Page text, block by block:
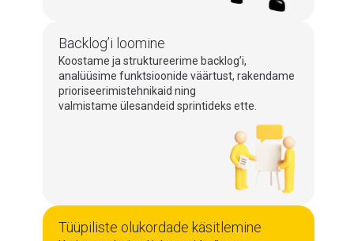
Koostame ja struktureerime backlog’i,
analüüsime funktsioonide väärtust, rakendame
prioriseerimistehnikaid ning
valmistame ülesandeid sprintideks ette.
Backlog’i loomine
Tüüpiliste olukordade käsitlemine